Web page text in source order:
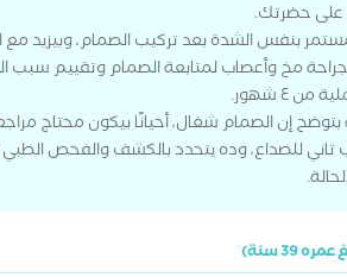
حضرتك.
بنفس الشدة بعد تركيب الصمام، وبيزيد مع
مخ وأعصاب لمتابعة الصمام وتقييم سبب
٤ شهور.
إن الصمام شغال، أحيانًا بيكون محتاج
للصداع، وده يتحدد بالكشف والفحص الطبي
39 سنة)